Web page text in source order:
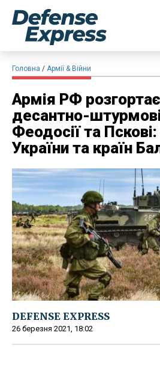
Головна Армії & Війни
Армія РФ розгортає
десантно-
Феодосії та
України та країн
DEFENSE EXPRESS
26 березня 2021, 18:02